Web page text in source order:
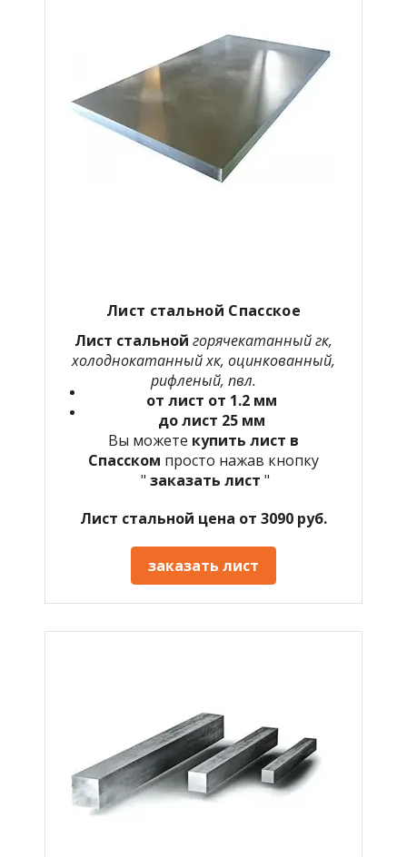
Лист стальной Спасское
Лист стальной горячекатанный гк,
холоднокатанный хк, оцинкованный,
рифленый, пвл.
от лист от 1.2 мм
до лист 25 мм
Вы можете купить лист в
Спасском просто нажав кнопку
" заказать лист "
Лист стальной цена от 3090 руб.
заказать лист